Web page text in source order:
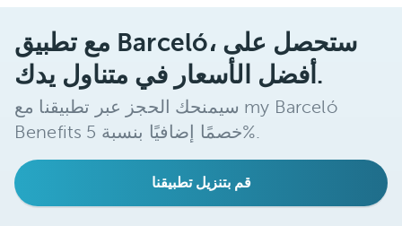
مع تطبيق Barceló، ستحصل على
أفضل الأسعار في متناول يدك.
سيمنحك الحجز عبر تطبيقنا مع my Barceló
Benefits خصمًا إضافيًا بنسبة 5%.
قم بتنزيل تطبيقنا